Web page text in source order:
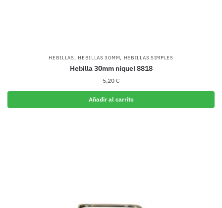
HEBILLAS, HEBILLAS 30MM, HEBILLAS SIMPLES
Hebilla 30mm niquel 8818
5,20 €
Añadir al carrito